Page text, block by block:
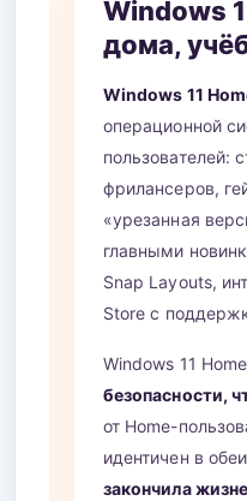
Windows
дома,
Windows 11
операционной
пользователей:
фрилансеров,
«урезанная
главными
Snap Layouts,
Store с
Windows 11
безопасности,
от Home-
идентичен в
закончила